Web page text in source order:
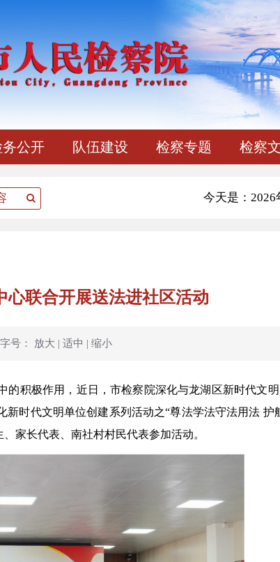
务公开 队伍建设 检察专题 检察
今天是：2026
心联合开展送法进社区活动
字号： 放大 | 适中 | 缩小
积极作用，近日，市检察院深化与龙湖区新时代文
时代文明单位创建系列活动之“尊法学法守法用法 护
家长代表、南社村村民代表参加活动。